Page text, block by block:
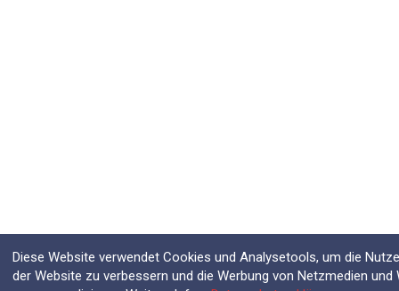
Diese Website verwendet Cookies und Analysetools, um die
der Website zu verbessern und die Werbung von Netzmedien und